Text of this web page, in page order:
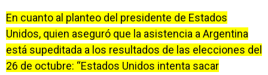
En cuanto al planteo del presidente de Estados
Unidos, quien aseguró que la asistencia a Argentina
está supeditada a los resultados de las elecciones del
26 de octubre: “Estados Unidos intenta sacar